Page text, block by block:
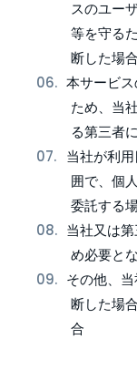
スのユー
等を守る
断した場合
本サービ
ため、当
る第三者
当社が利
囲で、個
委託する
当社又は
め必要と
その他、
断した場
合